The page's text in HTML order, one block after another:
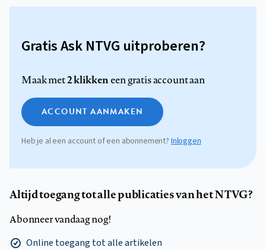
Gratis Ask NTVG uitproberen?
Maak met2 klikkeneen gratis account aan
ACCOUNT AANMAKEN
Heb je al een account of een abonnement? Inloggen
Altijd toegang tot alle publicaties van het NTVG?
Abonneer vandaag nog!
Online toegang tot alle artikelen